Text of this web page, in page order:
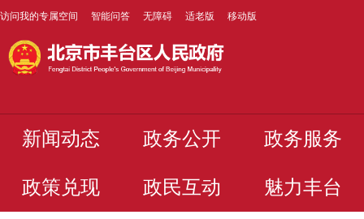
访问我的专属空间 智能问答 无障碍 适老版 移动版
新闻动态 政务公开 政务服务
政策兑现 政民互动 魅力丰台